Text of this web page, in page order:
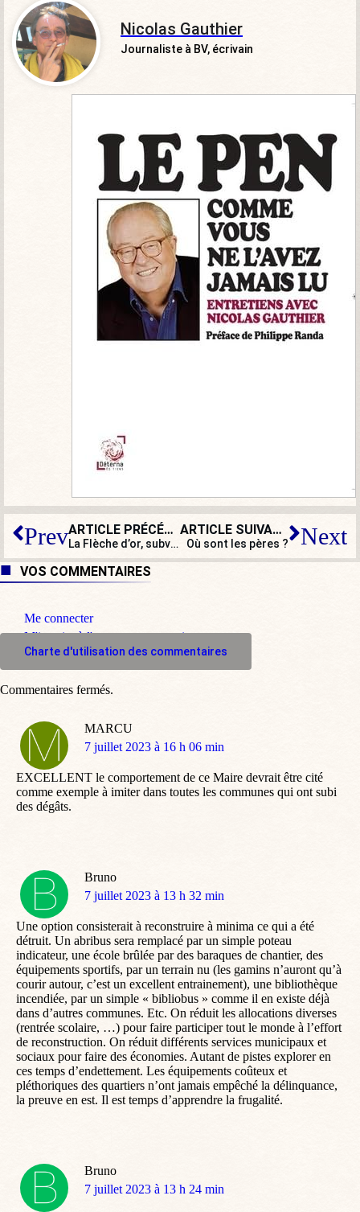
Nicolas Gauthier
Journaliste à BV, écrivain
Prev ARTICLE PRÉCÉDENT
La Flèche d’or, subventionnée par Paris, annule son concert pro-émeutes
ARTICLE SUIVANT
Où sont les pères ? Next
VOS COMMENTAIRES
Me connecter
M'inscrire à l'espace commentaire
Charte d'utilisation des commentaires
MARCU
dit
7 juillet 2023 à 16 h 06 min
EXCELLENT le comportement de ce Maire devrait être cité
comme exemple à imiter dans toutes les communes qui ont subi
des dégâts.
Bruno
dit
7 juillet 2023 à 13 h 32 min
Une option consisterait à reconstruire à minima ce qui a été
détruit. Un abribus sera remplacé par un simple poteau
indicateur, une école brûlée par des baraques de chantier, des
équipements sportifs, par un terrain nu (les gamins n’auront qu’à
courir autour, c’est un excellent entrainement), une bibliothèque
incendiée, par un simple « bibliobus » comme il en existe déjà
dans d’autres communes. Etc. On réduit les allocations diverses
(rentrée scolaire, …) pour faire participer tout le monde à l’effort
de reconstruction. On réduit différents services municipaux et
sociaux pour faire des économies. Autant de pistes explorer en
ces temps d’endettement. Les équipements coûteux et
pléthoriques des quartiers n’ont jamais empêché la délinquance,
la preuve en est. Il est temps d’apprendre la frugalité.
Bruno
dit
7 juillet 2023 à 13 h 24 min
Commentaires fermés.